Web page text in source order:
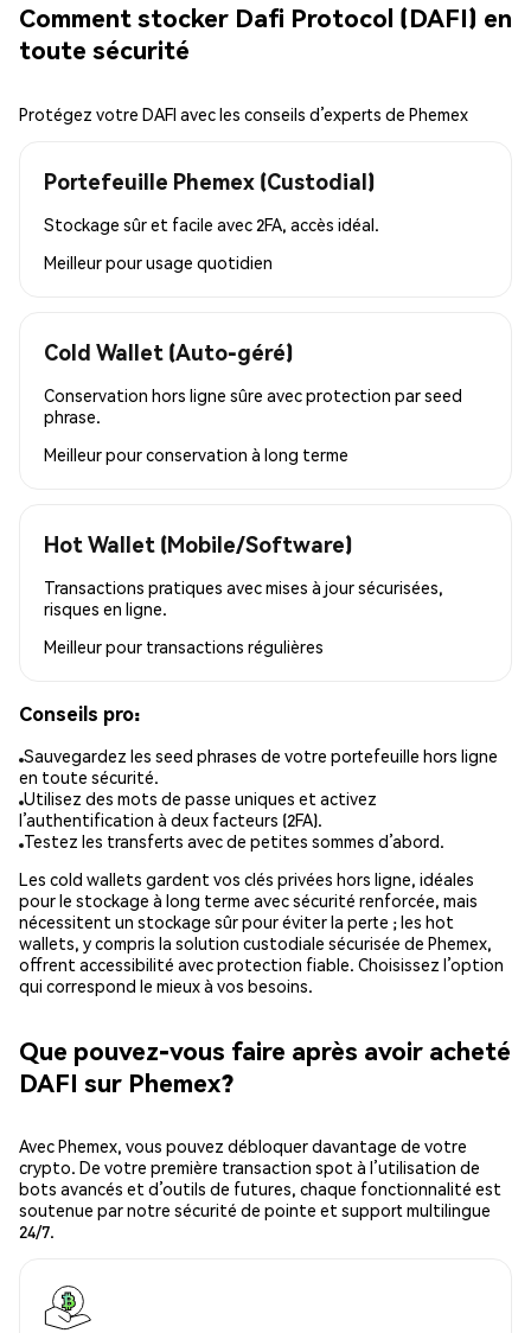
Comment stocker Dafi Protocol (DAFI) en
toute sécurité
Protégez votre DAFI avec les conseils d’experts de Phemex
Portefeuille Phemex (Custodial)
Stockage sûr et facile avec 2FA, accès idéal.
Meilleur pourusage quotidien
Cold Wallet (Auto-géré)
Conservation hors ligne sûre avec protection par seed
phrase.
Meilleur pourconservation à long terme
Hot Wallet (Mobile/Software)
Transactions pratiques avec mises à jour sécurisées,
risques en ligne.
Meilleur pour transactions régulières
Conseils pro:
Sauvegardez les seed phrases de votre portefeuille hors ligne
en toute sécurité.
Utilisez des mots de passe uniques et activez
l’authentification à deux facteurs (2FA).
Testez les transferts avec de petites sommes d’abord.
Les cold wallets gardent vos clés privées hors ligne, idéales
pour le stockage à long terme avec sécurité renforcée, mais
nécessitent un stockage sûr pour éviter la perte ; les hot
wallets, y compris la solution custodiale sécurisée de Phemex,
offrent accessibilité avec protection fiable. Choisissez l’option
qui correspond le mieux à vos besoins.
Que pouvez-vous faire après avoir acheté
DAFI sur Phemex?
Avec Phemex, vous pouvez débloquer davantage de votre
crypto. De votre première transaction spot à l’utilisation de
bots avancés et d’outils de futures, chaque fonctionnalité est
soutenue par notre sécurité de pointe et support multilingue
24/7.